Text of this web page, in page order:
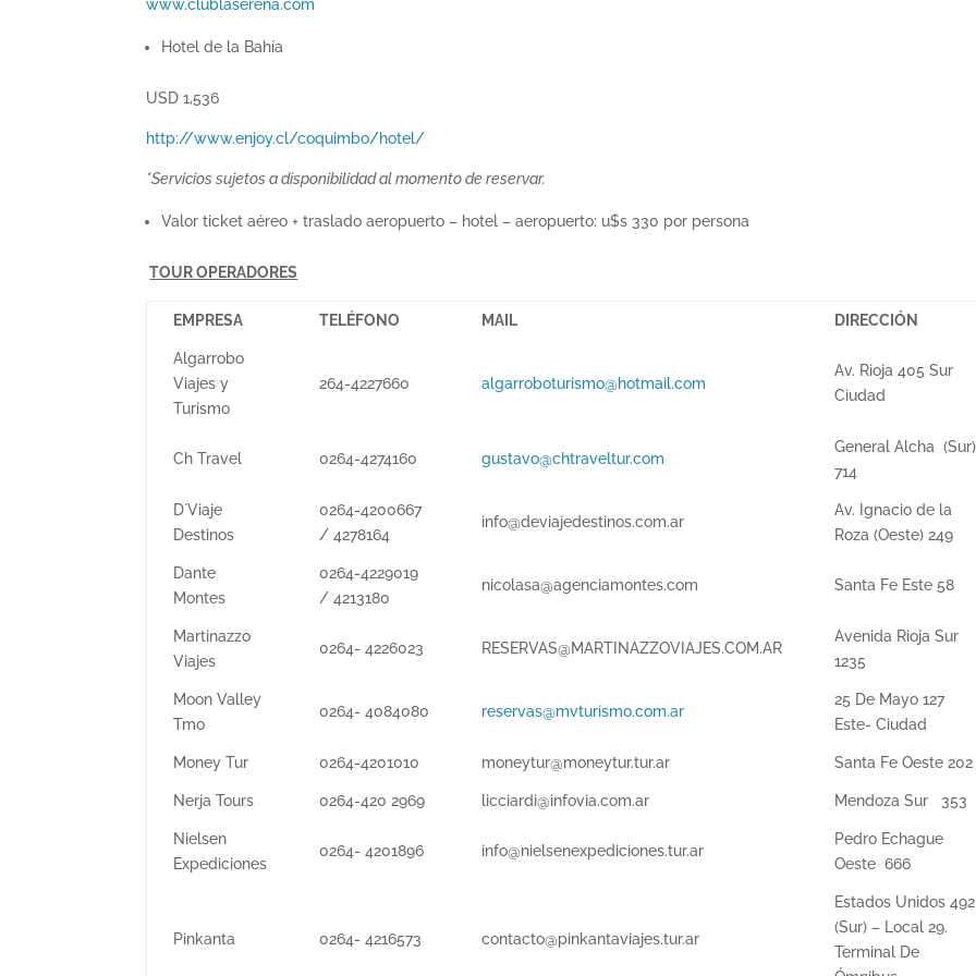
www.clublaserena.com
Hotel de la Bahía
USD 1,536
http://www.enjoy.cl/coquimbo/hotel/
*Servicios sujetos a disponibilidad al momento de reservar.
Valor ticket aéreo + traslado aeropuerto – hotel – aeropuerto: u$s 330 por persona
TOUR OPERADORES
EMPRESA TELÉFONO MAIL DIRECCIÓN
Algarrobo
Viajes y
Turismo
264-4227660 algarroboturismo@hotmail.com
Av. Rioja 405 Sur
Ciudad
Ch Travel 0264-4274160 gustavo@chtraveltur.com
General Alcha (Sur)
714
D´Viaje
Destinos
0264-4200667
/ 4278164
info@deviajedestinos.com.ar
Av. Ignacio de la
Roza (Oeste) 249
Dante
Montes
0264-4229019
/ 4213180
nicolasa@agenciamontes.com Santa Fe Este 58
Martinazzo
Viajes
0264- 4226023 RESERVAS@MARTINAZZOVIAJES.COM.AR
Avenida Rioja Sur
1235
Moon Valley
Tmo
0264- 4084080 reservas@mvturismo.com.ar
25 De Mayo 127
Este- Ciudad
Money Tur 0264-4201010 moneytur@moneytur.tur.ar Santa Fe Oeste 202
Nerja Tours 0264-420 2969 licciardi@infovia.com.ar Mendoza Sur 353
Nielsen
Expediciones
0264- 4201896 info@nielsenexpediciones.tur.ar
Pedro Echague
Oeste 666
Pinkanta 0264- 4216573 contacto@pinkantaviajes.tur.ar
Estados Unidos 492
(Sur) – Local 29.
Terminal De